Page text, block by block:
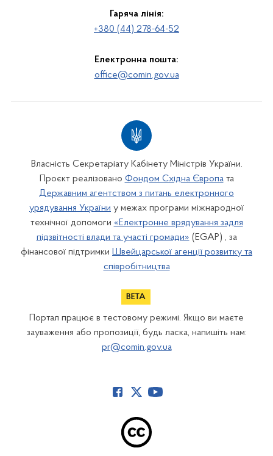
Гаряча лінія:
+380 (44) 278-64-52
Електронна пошта:
office@comin.gov.ua
Власність Секретаріату Кабінету Міністрів України.
Проєкт реалізовано Фондом Східна Європата
Державним агентством з питань електронного
урядування України у межах програми міжнародної
технічної допомоги «Електронне врядування задля
підзвітності влади та участі громади» (EGAP) , за
фінансової підтримки Швейцарської агенції розвитку та
співробітництва
Портал працює в тестовому режимі. Якщо ви маєте
зауваження або пропозиції, будь ласка, напишіть нам:
pr@comin.gov.ua